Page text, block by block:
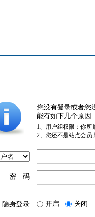
您没有登录或者您
能有如下几个原因
1、用户组权限：你所
2、您还不是站点会员
密 码
隐身登录 开启 关闭